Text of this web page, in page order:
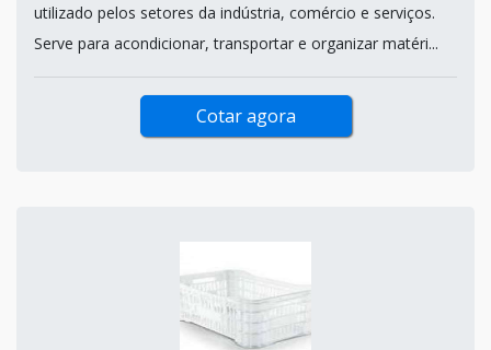
utilizado pelos setores da indústria, comércio e serviços.
Serve para acondicionar, transportar e organizar matéri...
Cotar agora